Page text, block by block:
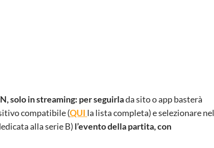
solo in streaming: per seguirlada sito o app basterà
compatibile (QUI la lista completa) e selezionare nel
alla serie B) l’evento della partita, con